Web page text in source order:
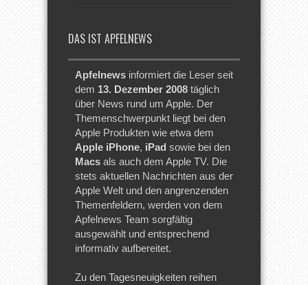
DAS IST APFELNEWS
Apfelnews informiert die Leser seit
dem 13. Dezember 2008 täglich
über News rund um Apple. Der
Themenschwerpunkt liegt bei den
Apple Produkten wie etwa dem
Apple iPhone, iPad sowie bei den
Macs als auch dem Apple TV. Die
stets aktuellen Nachrichten aus der
Apple Welt und den angrenzenden
Themenfeldern, werden von dem
Apfelnews Team sorgfältig
ausgewählt und entsprechend
informativ aufbereitet.
Zu den Tagesneuigkeiten reihen